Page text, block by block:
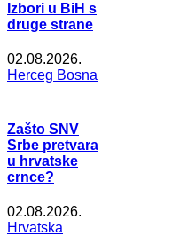
Izbori u BiH s
druge strane
02.08.2026.
Herceg Bosna
Zašto SNV
Srbe pretvara
u hrvatske
crnce?
02.08.2026.
Hrvatska